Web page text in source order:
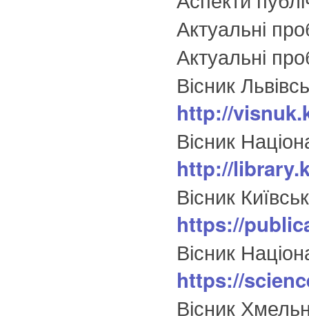
Актуальні
Актуальні
Вісник
http://
Вісник
http://
Вісник
https://
Вісник
https://
Вісник